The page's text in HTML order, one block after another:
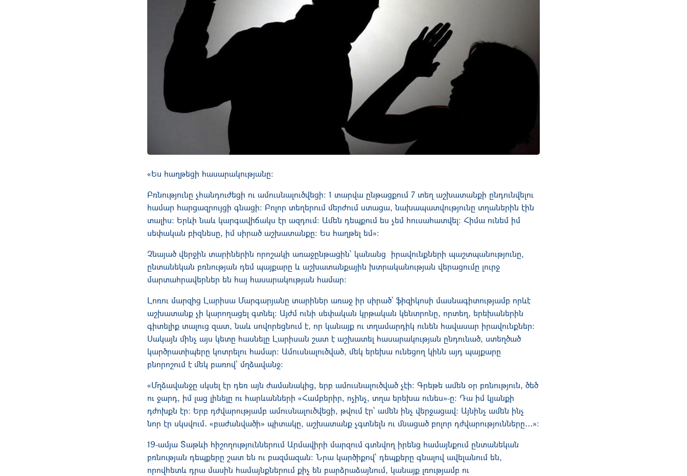
«Ես հաղթեցի հասարակությանը։
Բռնությունը չհանդուժեցի ու ամուսնալուծվեցի։ 1 տարվա ընթացքում 7 տեղ աշխատանքի ընդունվելու
համար հարցազրույցի գնացի։ Բոլոր տեղերում մերժում ստացա, նախապատվությունը տղաներին էին
տալիս։ Երևի նաև կարգավիճակս էր ազդում։ Ամեն դեպքում ես չեմ հուսահատվել։ Հիմա ունեմ իմ
սեփական բիզնեսը, իմ սիրած աշխատանքը։ Ես հաղթել եմ»։
Չնայած վերջին տարիներին որոշակի առաջընթացին՝ կանանց իրավունքների պաշտպանությունը,
ընտանեկան բռնության դեմ պայքարը և աշխատանքային խտրականության վերացումը լուրջ
մարտահրավերներ են հայ հասարակության համար:
Լոռու մարզից Լարիսա Մարգարյանը տարիներ առաջ իր սիրած՝ ֆիզիկոսի մասնագիտությամբ որևէ
աշխատանք չի կարողացել գտնել։ Այժմ ունի սեփական կրթական կենտրոնը, որտեղ, երեխաներին
գիտելիք տալուց զատ, նաև սովորեցնում է, որ կանայք ու տղամարդիկ ունեն հավասար իրավունքներ։
Սակայն մինչ այս կետը հասնելը Լարիսան շատ է աշխատել հասարակության ընդունած, ստեղծած
կարծրատիպերը կոտրելու համար։ Ամուսնալուծված, մեկ երեխա ունեցող կինն այդ պայքարը
բնորոշում է մեկ բառով՝ մղձավանջ։
«Մղձավանջը սկսել էր դեռ այն ժամանակից, երբ ամուսնալուծված չէի։ Գրեթե ամեն օր բռնություն, ծեծ
ու ջարդ, իմ լաց լինելը ու հարևանների «Համբերիր, ոչինչ, տղա երեխա ունես»-ը։ Դա իմ կյանքի
դժոխքն էր։ Երբ դժվարությամբ ամուսնալուծվեցի, թվում էր՝ ամեն ինչ վերջացավ։ Այնինչ ամեն ինչ
նոր էր սկսվում․ «բաժանվածի» պիտակը, աշխատանք չգտնելն ու մնացած բոլոր դժվարությունները․․․»։
19-ամյա Տաթևի հիշողություններում Արմավիրի մարզում գտնվող իրենց համայնքում ընտանեկան
բռնության դեպքերը շատ են ու բազմազան։ Նրա կարծիքով՝ դեպքերը գնալով ավելանում են,
որովհետև դրա մասին համայնքներում քիչ են բարձրաձայնում, կանայք լռությամբ ու